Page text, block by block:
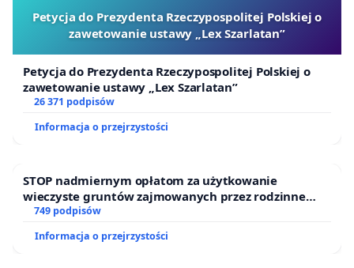
Petycja do Prezydenta Rzeczypospolitej Polskiej o
zawetowanie ustawy „Lex Szarlatan”
Petycja do Prezydenta Rzeczypospolitej Polskiej o
zawetowanie ustawy „Lex Szarlatan”
26 371 podpisów
Informacja o przejrzystości
STOP nadmiernym opłatom za użytkowanie
wieczyste gruntów zajmowanych przez rodzinne
ogrody działkowe.
749 podpisów
Informacja o przejrzystości